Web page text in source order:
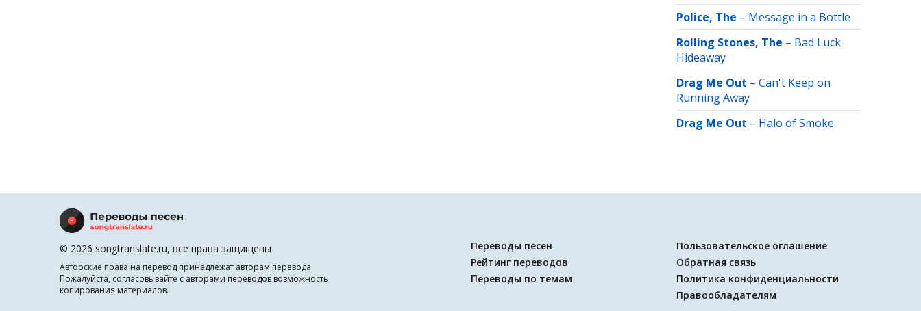
Police, The – Message in a Bottle
Rolling Stones, The – Bad Luck
Hideaway
Drag Me Out – Can't Keep on
Running Away
Drag Me Out – Halo of Smoke
© 2026 songtranslate.ru, все права защищены
Авторские права на перевод принадлежат авторам перевода.
Пожалуйста, согласовывайте с авторами переводов возможность
копирования материалов.
Пользовательское оглашение
Обратная связь
Политика конфиденциальности
Правообладателям
Переводы песен
Рейтинг переводов
Переводы по темам